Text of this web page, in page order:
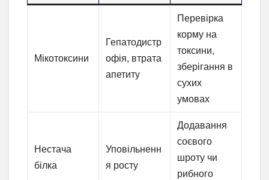
Мікотоксини
Гепатодистр
офія, втрата
апетиту
Перевірка
корму на
токсини,
зберігання в
сухих
умовах
Нестача
білка
Уповільненн
я росту
Додавання
соєвого
шроту чи
рибного